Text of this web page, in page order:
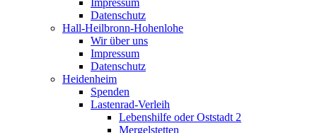
Impressum
Datenschutz
Hall-Heilbronn-Hohenlohe
Wir über uns
Impressum
Datenschutz
Heidenheim
Spenden
Lastenrad-Verleih
Lebenshilfe oder Oststadt 2
Mergelstetten